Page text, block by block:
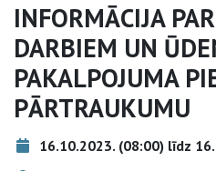
INFORMĀCIJA
DARBIEM UN
PAKALPOJUMA
PĀRTRAUKUMU
16.10.2023. (08:00) līdz